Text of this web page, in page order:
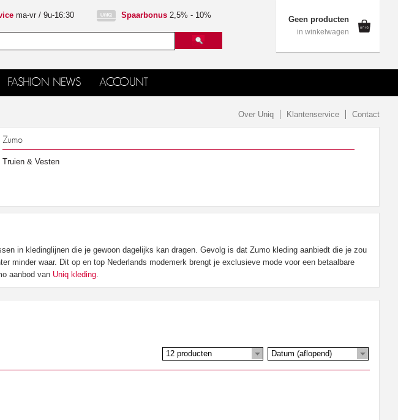
ma-vr / 9u-16:30 Spaarbonus2,5% - 10% Geen producten
in winkelwagen
FASHION NEWS ACCOUNT
Over Uniq Klantenservice Contact
Zumo
Truien & Vesten
in kledinglijnen die je gewoon dagelijks kan dragen. Gevolg is dat Zumo kleding aanbiedt die je zou
minder waar. Dit op en top Nederlands modemerk brengt je exclusieve mode voor een betaalbare
aanbod van Uniq kleding.
12 producten Datum (aflopend)